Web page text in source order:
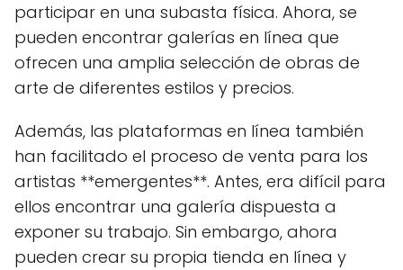
participar en una subasta física. Ahora, se
pueden encontrar galerías en línea que
ofrecen una amplia selección de obras de
arte de diferentes estilos y precios.
Además, las plataformas en línea también
han facilitado el proceso de venta para los
artistas **emergentes**. Antes, era difícil para
ellos encontrar una galería dispuesta a
exponer su trabajo. Sin embargo, ahora
pueden crear su propia tienda en línea y